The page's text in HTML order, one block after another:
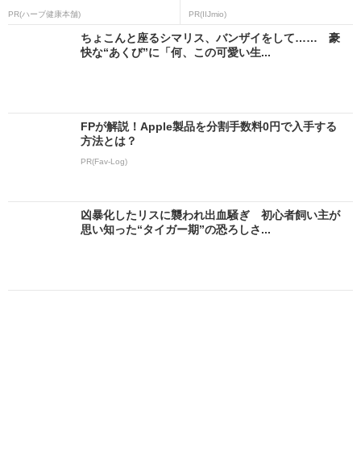
PR(ハーブ健康本舗) PR(IIJmio)
ちょこんと座るシマリス、バンザイをして…… 豪
快な“あくび”に「何、この可愛い生...
FPが解説！Apple製品を分割手数料0円で入手する
方法とは？
PR(Fav-Log)
凶暴化したリスに襲われ出血騒ぎ 初心者飼い主が
思い知った“タイガー期”の恐ろしさ...